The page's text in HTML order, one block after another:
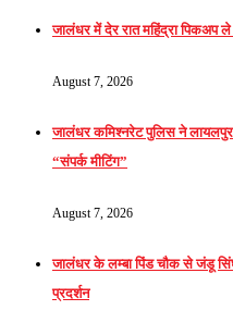
जालंधर में देर रात महिंद्रा पिकअप
August 7, 2026
जालंधर कमिश्नरेट पुलिस ने
“संपर्क मीटिंग”
August 7, 2026
जालंधर के लम्बा पिंड चौक से जंडू
प्रदर्शन